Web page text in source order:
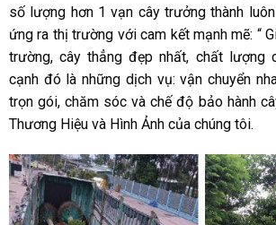
số lượng hơn 1 vạn cây trưởng thành
ứng ra thị trường với cam kết mạnh mẽ: “
trường, cây thẳng đẹp nhất, chất lượng
cạnh đó là những dịch vụ: vận chuyển
trọn gói, chăm sóc và chế độ bảo hành
Thương Hiệu và Hình Ảnh của chúng tôi.